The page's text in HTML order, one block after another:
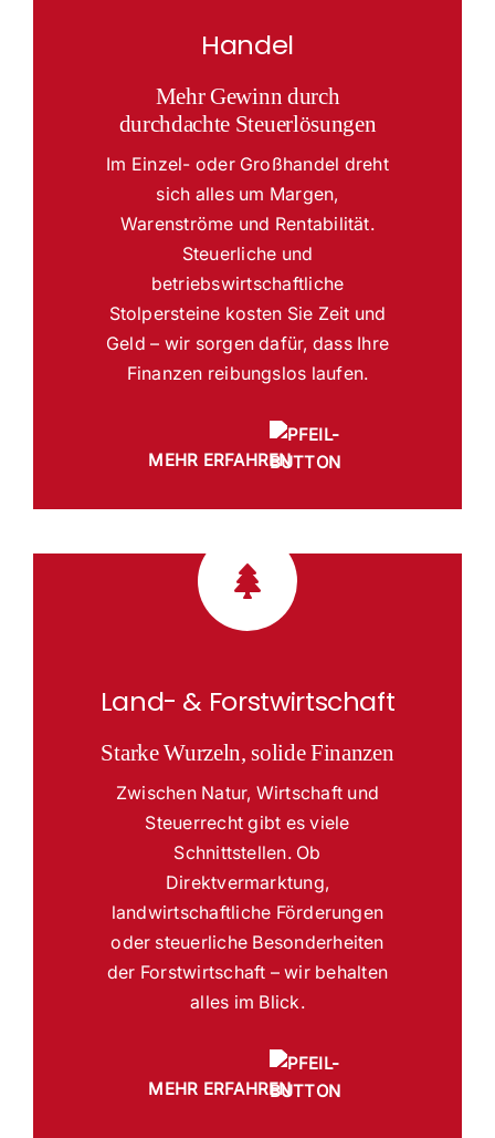
Handel
Mehr Gewinn durch
durchdachte Steuerlösungen
Im Einzel- oder Großhandel dreht
sich alles um Margen,
Warenströme und Rentabilität.
Steuerliche und
betriebswirtschaftliche
Stolpersteine kosten Sie Zeit und
Geld – wir sorgen dafür, dass Ihre
Finanzen reibungslos laufen.
MEHR ERFAHREN
Land- & Forstwirtschaft
Starke Wurzeln, solide Finanzen
Zwischen Natur, Wirtschaft und
Steuerrecht gibt es viele
Schnittstellen. Ob
Direktvermarktung,
landwirtschaftliche Förderungen
oder steuerliche Besonderheiten
der Forstwirtschaft – wir behalten
alles im Blick.
MEHR ERFAHREN